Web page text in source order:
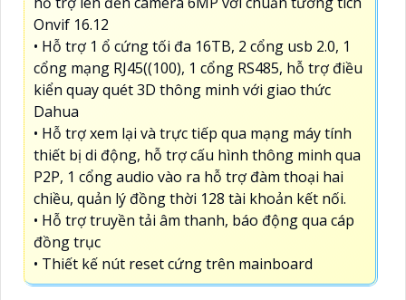
Onvif 16.12
• Hỗ trợ 1 ổ cứng tối đa 16TB, 2 cổng usb 2.0, 1
cổng mạng RJ45((100), 1 cổng RS485, hỗ trợ điều
kiển quay quét 3D thông minh với giao thức
Dahua
• Hỗ trợ xem lại và trực tiếp qua mạng máy tính
thiết bị di động, hỗ trợ cấu hình thông minh qua
P2P, 1 cổng audio vào ra hỗ trợ đàm thoại hai
chiều, quản lý đồng thời 128 tài khoản kết nối.
• Hỗ trợ truyền tải âm thanh, báo động qua cáp
đồng trục
• Thiết kế nút reset cứng trên mainboard